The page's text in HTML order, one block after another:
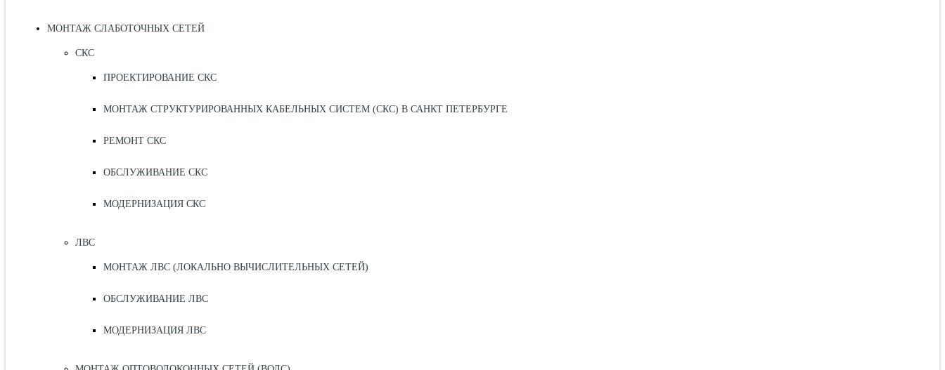
МОНТАЖ СЛАБОТОЧНЫХ СЕТЕЙ
СКС
ПРОЕКТИРОВАНИЕ СКС
МОНТАЖ СТРУКТУРИРОВАННЫХ КАБЕЛЬНЫХ СИСТЕМ (СКС) В САНКТ ПЕТЕРБУРГЕ
РЕМОНТ СКС
ОБСЛУЖИВАНИЕ СКС
МОДЕРНИЗАЦИЯ СКС
ЛВС
МОНТАЖ ЛВС (ЛОКАЛЬНО ВЫЧИСЛИТЕЛЬНЫХ СЕТЕЙ)
ОБСЛУЖИВАНИЕ ЛВС
МОДЕРНИЗАЦИЯ ЛВС